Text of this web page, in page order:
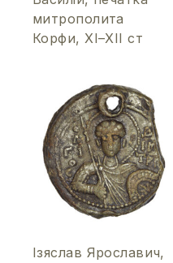
митрополита
Корфи, ХІ–ХІІ ст
Ізяслав Ярославич,